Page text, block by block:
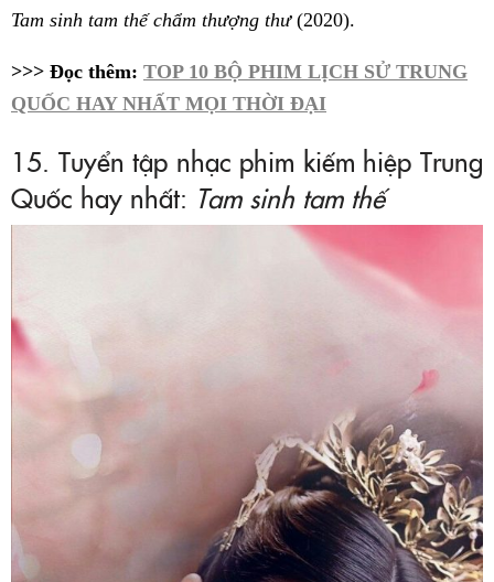
Tam sinh tam thế chẩm thượng thư(2020).
>>> Đọc thêm: TOP 10 BỘ PHIM LỊCH SỬ TRUNG
QUỐC HAY NHẤT MỌI THỜI ĐẠI
15. Tuyển tập nhạc phim kiếm hiệp Trung
Quốc hay nhất: Tam sinh tam thế